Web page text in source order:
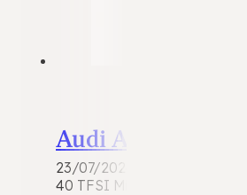
Audi A4
23/07/2026
40 TFSI Mild-Hybrid | 2020